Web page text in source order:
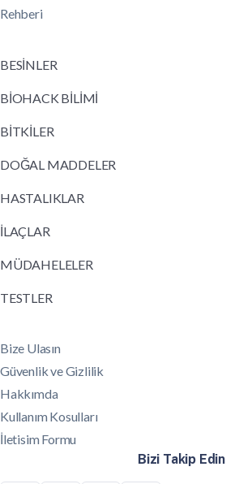
Rehberi
BESİNLER
BİOHACK BİLİMİ
BİTKİLER
DOĞAL MADDELER
HASTALIKLAR
İLAÇLAR
MÜDAHELELER
TESTLER
Bize Ulasın
Güvenlik ve Gizlilik
Hakkımda
Kullanım Kosulları
İletisim Formu
Bizi Takip Edin